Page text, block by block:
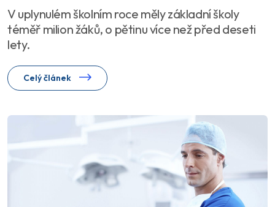
V uplynulém školním roce měly základní školy
téměř milion žáků, o pětinu více než před deseti
lety.
Celý článek